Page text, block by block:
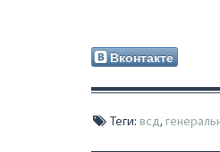
Вконтакте
Теги: всд,